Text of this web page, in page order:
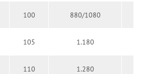
100 880/1080
105 1.180
110 1.280